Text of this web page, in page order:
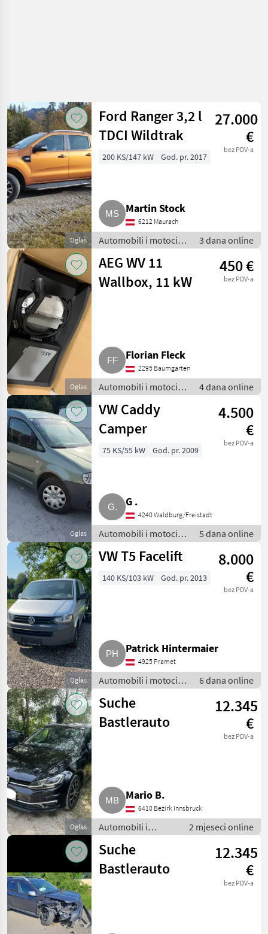
Oglas
Ford Ranger 3,2 l
TDCI Wildtrak
27.000
€
bez PDV-a
200 KS/147 kW God. pr. 2017
Martin Stock
6212 Maurach
Automobili i motocikli
/ Limuzine
3 dana online
Oglas
AEG WV 11
Wallbox, 11 kW
450 €
bez PDV-a
Florian Fleck
2295 Baumgarten
Automobili i motocikli
/ Limuzine
4 dana online
Oglas
VW Caddy
Camper
4.500
€
bez PDV-a
75 KS/55 kW God. pr. 2009
G .
4240 Waldburg/Freistadt
Automobili i motocikli
/ Limuzine
5 dana online
Oglas
VW T5 Facelift
8.000
€
bez PDV-a
140 KS/103 kW God. pr. 2013
Patrick Hintermaier
4925 Pramet
Automobili i motocikli
/ Limuzine
6 dana online
Oglas
Suche
Bastlerauto
12.345
€
bez PDV-a
Mario B.
6410 Bezirk Innsbruck
Automobili i
motocikli /
Limuzine
2 mjeseci online
Suche
Bastlerauto
12.345
€
bez PDV-a